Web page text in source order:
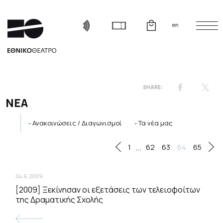
en
ΝΕΑ
Ανακοινώσεις / Διαγωνισμοί Τα νέα μας
1 ... 62 63 64 65
04.6.2009
[2009] Ξεκίνησαν οι εξετάσεις των τελειοφοίτων
της Δραματικής Σχολής